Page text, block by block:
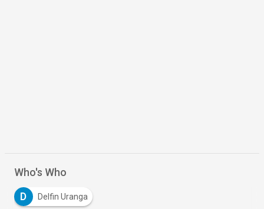
Who's Who
D Delfin Uranga